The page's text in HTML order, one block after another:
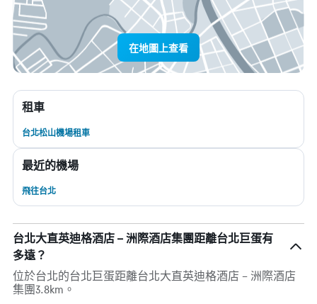
在地圖上查看
租車
台北松山機場租車
最近的機場
飛往台北
台北大直英迪格酒店 – 洲際酒店集團距離台北巨蛋有
多遠？
位於台北的台北巨蛋距離台北大直英迪格酒店 – 洲際酒店
集團3.8km。